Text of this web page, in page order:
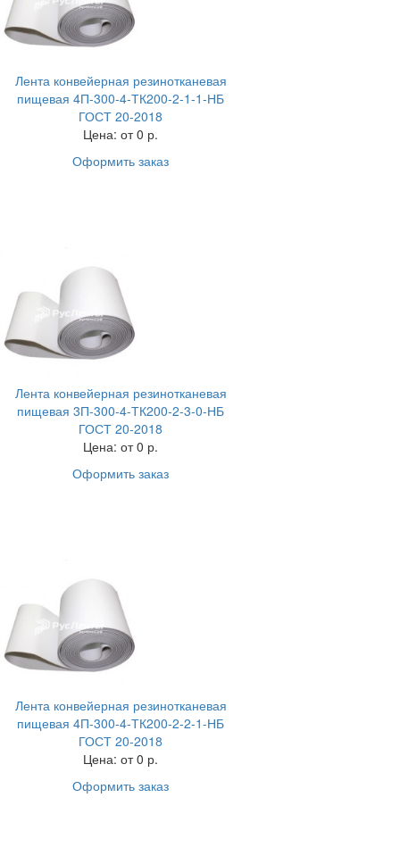
Лента конвейерная резинотканевая
пищевая 4П-300-4-ТК200-2-1-1-НБ
ГОСТ 20-2018
Цена: от 0 р.
Оформить заказ
Лента конвейерная резинотканевая
пищевая 3П-300-4-ТК200-2-3-0-НБ
ГОСТ 20-2018
Цена: от 0 р.
Оформить заказ
Лента конвейерная резинотканевая
пищевая 4П-300-4-ТК200-2-2-1-НБ
ГОСТ 20-2018
Цена: от 0 р.
Оформить заказ